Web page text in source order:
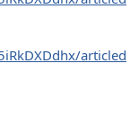
articled